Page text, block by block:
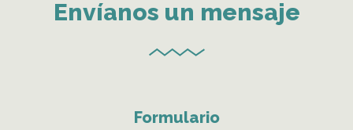
Envíanos un mensaje
Formulario